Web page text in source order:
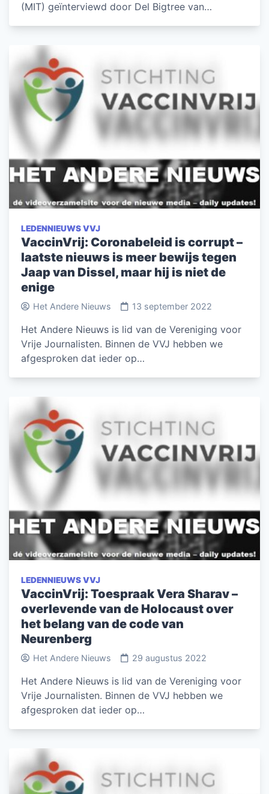
(MIT) geïnterviewd door Del Bigtree van…
LEDENNIEUWS VVJ
VaccinVrij: Coronabeleid is corrupt –
laatste nieuws is meer bewijs tegen
Jaap van Dissel, maar hij is niet de
enige
Het Andere Nieuws 13 september 2022
Het Andere Nieuws is lid van de Vereniging voor
Vrije Journalisten. Binnen de VVJ hebben we
afgesproken dat ieder op…
LEDENNIEUWS VVJ
VaccinVrij: Toespraak Vera Sharav –
overlevende van de Holocaust over
het belang van de code van
Neurenberg
Het Andere Nieuws 29 augustus 2022
Het Andere Nieuws is lid van de Vereniging voor
Vrije Journalisten. Binnen de VVJ hebben we
afgesproken dat ieder op…